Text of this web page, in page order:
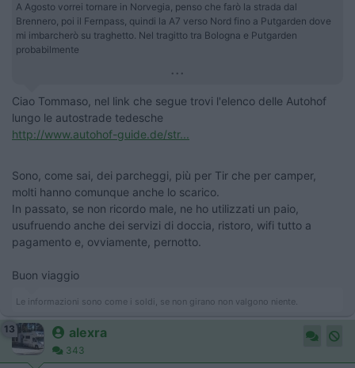
A Agosto vorrei tornare in Norvegia, penso che farò la strada dal
Brennero, poi il Fernpass, quindi la A7 verso Nord fino a Putgarden dove
mi imbarcherò su traghetto. Nel tragitto tra Bologna e Putgarden
probabilmente
...
Ciao Tommaso, nel link che segue trovi l'elenco delle Autohof
lungo le autostrade tedesche
http://www.autohof-guide.de/str...
Sono, come sai, dei parcheggi, più per Tir che per camper,
molti hanno comunque anche lo scarico.
In passato, se non ricordo male, ne ho utilizzati un paio,
usufruendo anche dei servizi di doccia, ristoro, wifi tutto a
pagamento e, ovviamente, pernotto.
Buon viaggio
Le informazioni sono come i soldi, se non girano non valgono niente.
13 alexra
343